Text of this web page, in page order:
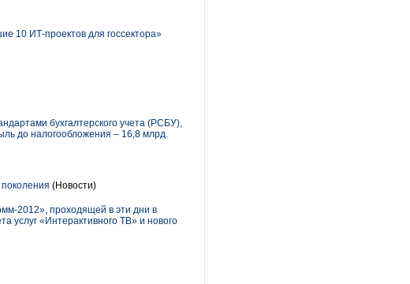
10 ИТ-проектов для госсектора»
бухгалтерского учета (РСБУ),
до налогообложения – 16,8 млрд.
(Новости)
2012», проходящей в эти дни в
услуг «Интерактивного ТВ» и нового